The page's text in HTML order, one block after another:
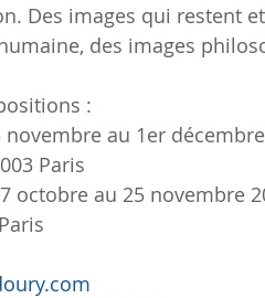
Des images qui restent
des images
:
au 1er
Paris
octobre au 25 novembre